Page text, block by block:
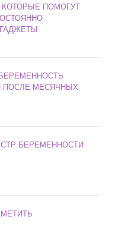
КОТОРЫЕ ПОМОГУТ
МЕСЯЧНЫХ
БЕРЕМЕННОСТИ